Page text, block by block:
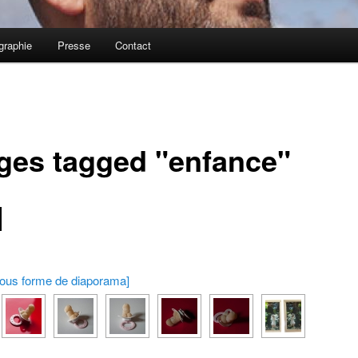
Presse Contact
tagged "enfance"
forme de diaporama]